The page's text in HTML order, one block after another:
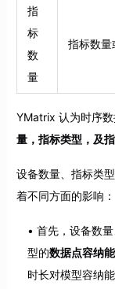
指
标
数
量
指标数量
YMatrix 认为时序数
量，指标类型，及
设备数量、指标类
着不同方面的影响：
首先，设备数
型的数据点容纳
时长对模型容纳